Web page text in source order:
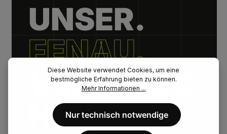
UNSER.
FENAU.
VERSPREC
HEN.
Diese Website verwendet Cookies, um eine
bestmögliche Erfahrung bieten zu können.
Mehr Informationen ...
Nur technisch notwendige